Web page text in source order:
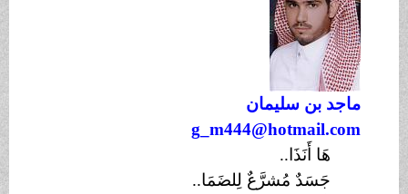
ماجد بن سليمان
g_m444@hotmail.com
هَا أَنَذَا..
جَسَدٌ مُشرَّعٌ لِلضَمَا..